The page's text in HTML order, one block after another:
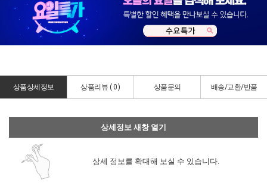
상품상세정보 상품리뷰 ( 0) 상품문의 배송/교환/반품
상세정보 새창 열기
상세 정보를 확대해 보실 수 있습니다.